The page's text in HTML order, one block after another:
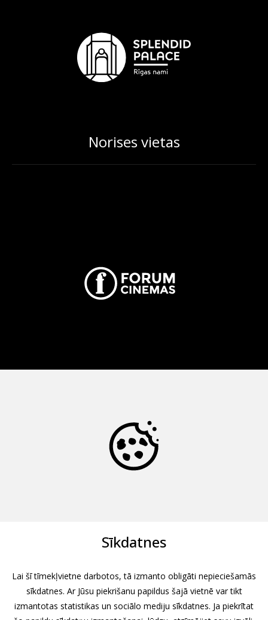
Norises vietas
Sīkdatnes
Lai šī tīmekļvietne darbotos, tā izmanto obligāti nepieciešamās
sīkdatnes. Ar Jūsu piekrišanu papildus šajā vietnē var tikt
izmantotas statistikas un sociālo mediju sīkdatnes. Ja piekrītat